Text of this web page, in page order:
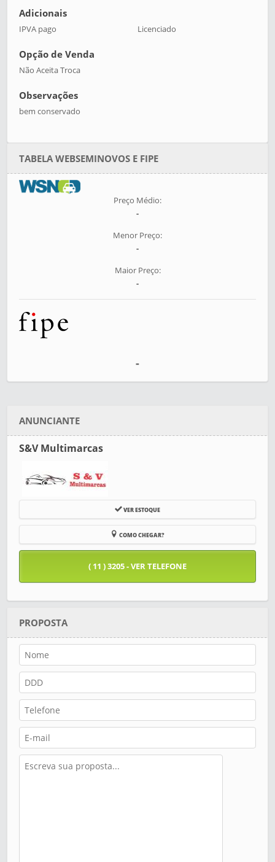
Adicionais
IPVA pago Licenciado
Opção de Venda
Não Aceita Troca
Observações
bem conservado
TABELA WEBSEMINOVOS E FIPE
Preço Médio:
-
Menor Preço:
-
Maior Preço:
-
-
ANUNCIANTE
S&V Multimarcas
VER ESTOQUE
COMO CHEGAR?
( 11 ) 3205 - VER TELEFONE
PROPOSTA